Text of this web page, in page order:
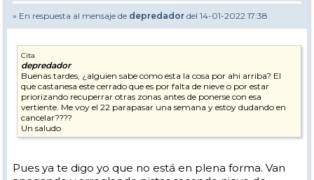
» En respuesta al mensaje de depredador del 14-01-2022 17:38
Cita
depredador
Buenas tardes, ¿alguien sabe como esta la cosa por ahi arriba? El
que castanesa este cerrado que es por falta de nieve o por estar
priorizando recuperrar otras zonas antes de ponerse con esa
vertiente. Me voy el 22 parapasar una semana y estoy dudando en
cancelar????
Un saludo
Pues ya te digo yo que no está en plena forma. Van